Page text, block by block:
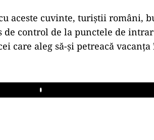
aceste cuvinte, turiștii români,
de control de la punctele de
care aleg să-și petreacă
Play